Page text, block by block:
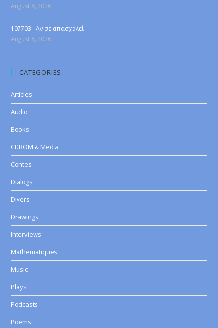
August 8, 2026
107703 - Αν σε απασχολεί
August 8, 2026
CATEGORIES
Articles
Audio
Books
CDROM & Media
Contes
Dialogs
Divers
Drawings
Interviews
Mathematiques
Music
Plays
Podcasts
Poems